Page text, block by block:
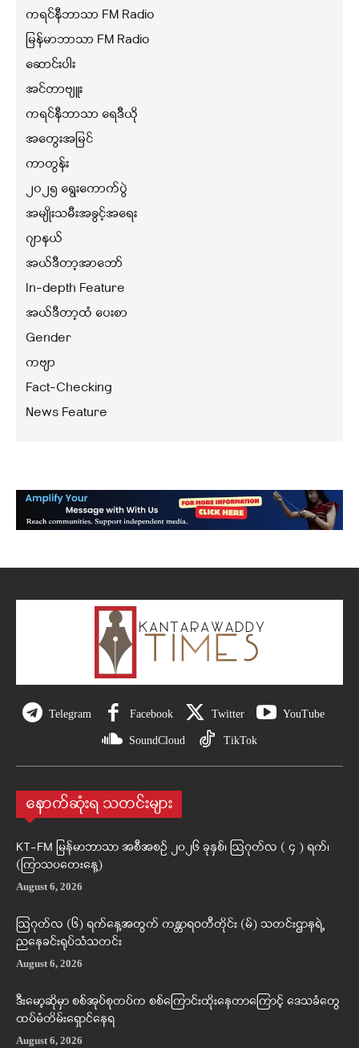
ကရင်နီဘာသာ FM Radio
မြန်မာဘာသာ FM Radio
ဆောင်းပါး
အင်တာဗျူး
ကရင်နီဘာသာ ရေဒီယို
အတွေးအမြင်
ကာတွန်း
၂၀၂၅ ရွေးကောက်ပွဲ
အမျိုးသမီးအခွင့်အရေး
ဂျာနယ်
အယ်ဒီတာ့အာဘော်
In-depth Feature
အယ်ဒီတာ့ထံ ပေးစာ
Gender
ကဗျာ
Fact-Checking
News Feature
Telegram Facebook Twitter YouTube
SoundCloud TikTok
နောက်ဆုံးရ သတင်းများ
KT-FM မြန်မာဘာသာ အစီအစဉ် ၂၀၂၆ ခုနှစ်၊ ဩဂုတ်လ ( ၄ ) ရက်၊
(ကြာသပတေးနေ့)
August 6, 2026
ဩဂုတ်လ (၆) ရက်နေ့အတွက် ကန္တာရဝတီတိုင်း (မ်) သတင်းဌာနရဲ့
ညနေခင်းရုပ်သံသတင်း
August 6, 2026
ဒီးမော့ဆိုမှာ စစ်အုပ်စုတပ်က စစ်ကြောင်းထိုးနေတာကြောင့် ဒေသခံတွေ
ထပ်မံတိမ်းရှောင်နေရ
August 6, 2026